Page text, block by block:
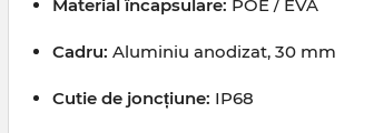
Material încapsulare: POE / EVA
Cadru: Aluminiu anodizat, 30 mm
Cutie de joncțiune: IP68